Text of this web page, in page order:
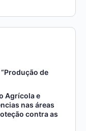
“Produção de
Agrícola e
nas áreas
contra as